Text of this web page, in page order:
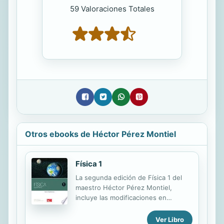
59 Valoraciones Totales
Otros ebooks de Héctor Pérez Montiel
Física 1
La segunda edición de Física 1 del
maestro Héctor Pérez Montiel,
incluye las modificaciones en
actualizado de la DGB, bajo unVer Libro